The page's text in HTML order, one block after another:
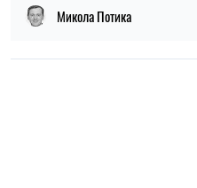
Микола Потика